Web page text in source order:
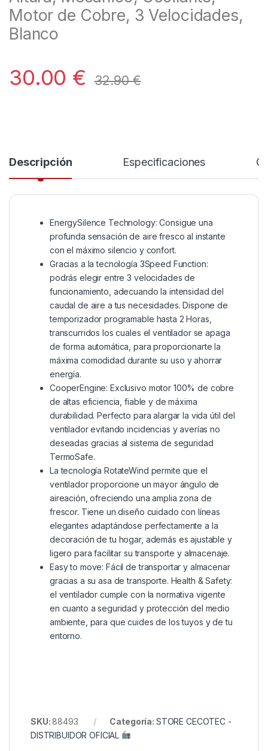
Motor de Cobre, 3 Velocidades,
Blanco
30.00 € 32.90€
Descripción Especificaciones
EnergySilence Technology: Consigue una
profunda sensación de aire fresco al instante
con el máximo silencio y confort.
Gracias a la tecnología 3Speed Function:
podrás elegir entre 3 velocidades de
funcionamiento, adecuando la intensidad del
caudal de aire a tus necesidades. Dispone de
temporizador programable hasta 2 Horas,
transcurridos los cuales el ventilador se apaga
de forma automática, para proporcionarte la
máxima comodidad durante su uso y ahorrar
energía.
CooperEngine: Exclusivo motor 100% de cobre
de altas eficiencia, fiable y de máxima
durabilidad. Perfecto para alargar la vida útil del
ventilador evitando incidencias y averías no
deseadas gracias al sistema de seguridad
TermoSafe.
La tecnología RotateWind permite que el
ventilador proporcione un mayor ángulo de
aireación, ofreciendo una amplia zona de
frescor. Tiene un diseño cuidado con líneas
elegantes adaptándose perfectamente a la
decoración de tu hogar, además es ajustable y
ligero para facilitar su transporte y almacenaje.
Easy to move: Fácil de transportar y almacenar
gracias a su asa de transporte. Health & Safety:
el ventilador cumple con la normativa vigente
en cuanto a seguridad y protección del medio
ambiente, para que cuides de los tuyos y de tu
entorno.
SKU:88493 Categoría: STORE CECOTEC -
DISTRIBUIDOR OFICIAL